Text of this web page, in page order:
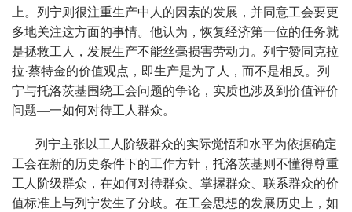
上。列宁则很注重生产中人的因素的发展，并同意工会要更
多地关注这方面的事情。他认为，恢复经济第一位的任务就
是拯救工人，发展生产不能丝毫损害劳动力。列宁赞同克拉
拉·蔡特金的价值观点，即生产是为了人，而不是相反。列
宁与托洛茨基围绕工会问题的争论，实质也涉及到价值评价
问题—一如何对待工人群众。
列宁主张以工人阶级群众的实际觉悟和水平为依据确定
工会在新的历史条件下的工作方针，托洛茨基则不懂得尊重
工人阶级群众，在如何对待群众、掌握群众、联系群众的价
值标准上与列宁发生了分歧。在工会思想的发展历史上，如